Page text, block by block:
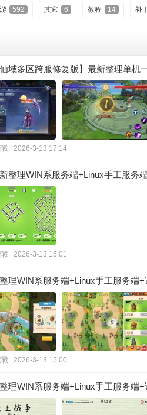
592 其它 6 教程 14 补
域多区跨服修复版】最新整理单机
2026-3-13 17:14
整理WIN系服务端+Linux手工服务
2026-3-13 15:01
理WIN系服务端+Linux手工服务端
2026-3-13 15:00
理WIN系服务端+Linux手工服务端